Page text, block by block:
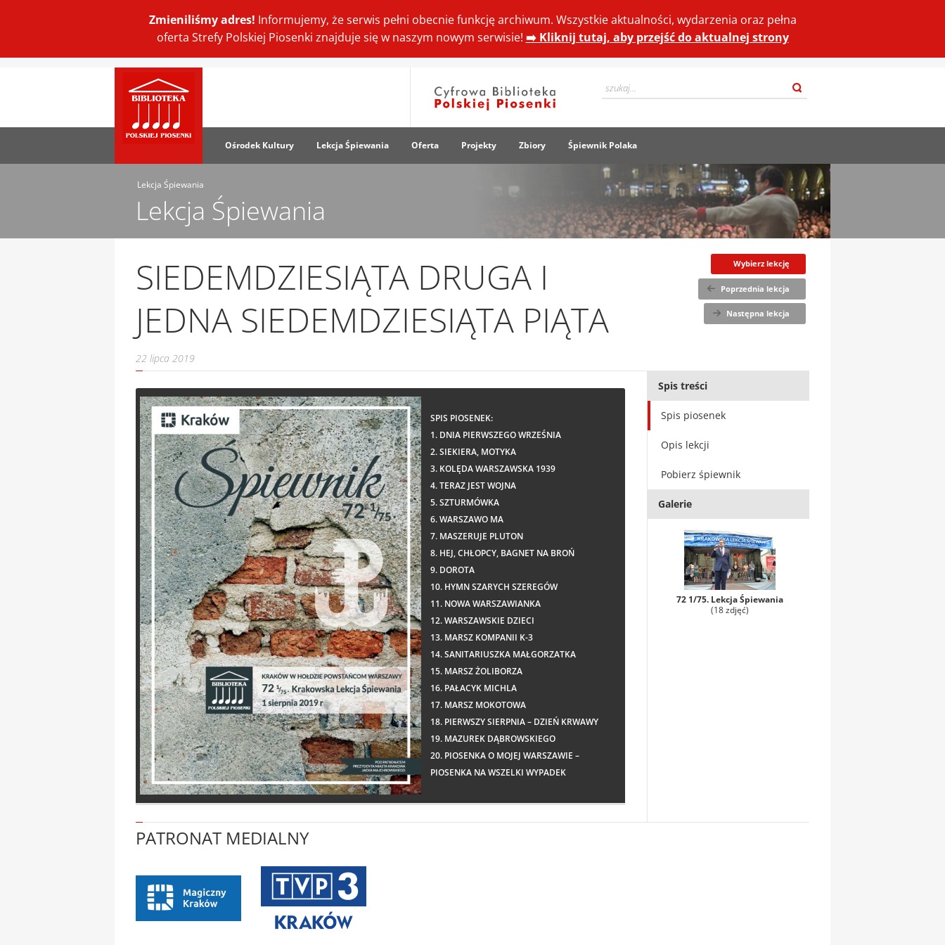
Zmieniliśmy adres! Informujemy, że serwis pełni obecnie funkcję archiwum. Wszystkie aktualności, wydarzenia oraz pełna
oferta Strefy Polskiej Piosenki znajduje się w naszym nowym serwisie! ➡️ Kliknij tutaj, aby przejść do aktualnej strony
Ośrodek Kultury Lekcja Śpiewania Oferta Projekty Zbiory Śpiewnik Polaka
Lekcja Śpiewania
Lekcja Śpiewania
Wybierz lekcję
Poprzednia lekcja
Następna lekcja
SIEDEMDZIESIĄTA DRUGA I
JEDNA SIEDEMDZIESIĄTA PIĄTA
22 lipca 2019
SPIS PIOSENEK:
1. DNIA PIERWSZEGO WRZEŚNIA
2. SIEKIERA, MOTYKA
3. KOLĘDA WARSZAWSKA 1939
4. TERAZ JEST WOJNA
5. SZTURMÓWKA
6. WARSZAWO MA
7. MASZERUJE PLUTON
8. HEJ, CHŁOPCY, BAGNET NA BROŃ
9. DOROTA
10. HYMN SZARYCH SZEREGÓW
11. NOWA WARSZAWIANKA
12. WARSZAWSKIE DZIECI
13. MARSZ KOMPANII K-3
14. SANITARIUSZKA MAŁGORZATKA
15. MARSZ ŻOLIBORZA
16. PAŁACYK MICHLA
17. MARSZ MOKOTOWA
18. PIERWSZY SIERPNIA – DZIEŃ KRWAWY
19. MAZUREK DĄBROWSKIEGO
20. PIOSENKA O MOJEJ WARSZAWIE –
PIOSENKA NA WSZELKI WYPADEK
Spis treści
Spis piosenek
Opis lekcji
Pobierz śpiewnik
Galerie
72 1/75. Lekcja Śpiewania
(18 zdjęć)
PATRONAT MEDIALNY